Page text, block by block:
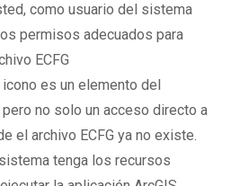
como usuario del sistema
permisos adecuados para
ECFG
es un elemento del
no solo un acceso directo a
el archivo ECFG ya no existe.
tenga los recursos